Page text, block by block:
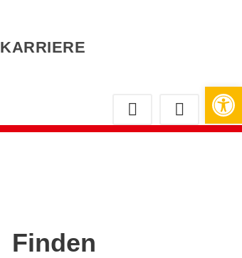
KARRIERE
Finden
Werkzeugleiste öffnen